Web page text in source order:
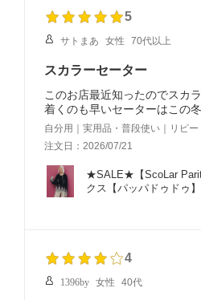
5
サトまあ 女性 70代以上
スカラーセーター
このお店最近知ったのでスカ
着くのも早いセーターはこの
自分用｜実用品・普段使い｜リピー
注文日：2026/07/21
★SALE★【ScoLar
クス【パッパドゥドゥ】
4
1396by 女性 40代